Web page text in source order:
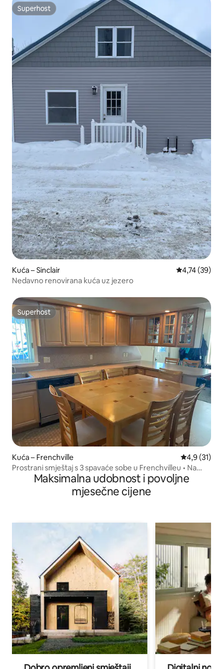
Superhost
Superhost
Kuća – Sinclair Prosječna
4,74 (39)
Nedavno renovirana kuća uz jezero
Superhost
Superhost
Kuća – Frenchville Prosječna
4,9 (31)
Prostrani smještaj s 3 spavaće sobe u Frenchvilleu • Na
Maksimalna udobnost i povoljne
mjesečne cijene